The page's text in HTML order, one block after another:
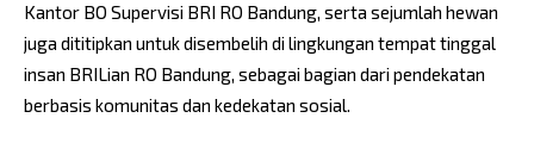
Kantor BO Supervisi BRI RO Bandung, serta sejumlah hewan
juga dititipkan untuk disembelih di lingkungan tempat tinggal
insan BRILian RO Bandung, sebagai bagian dari pendekatan
berbasis komunitas dan kedekatan sosial.